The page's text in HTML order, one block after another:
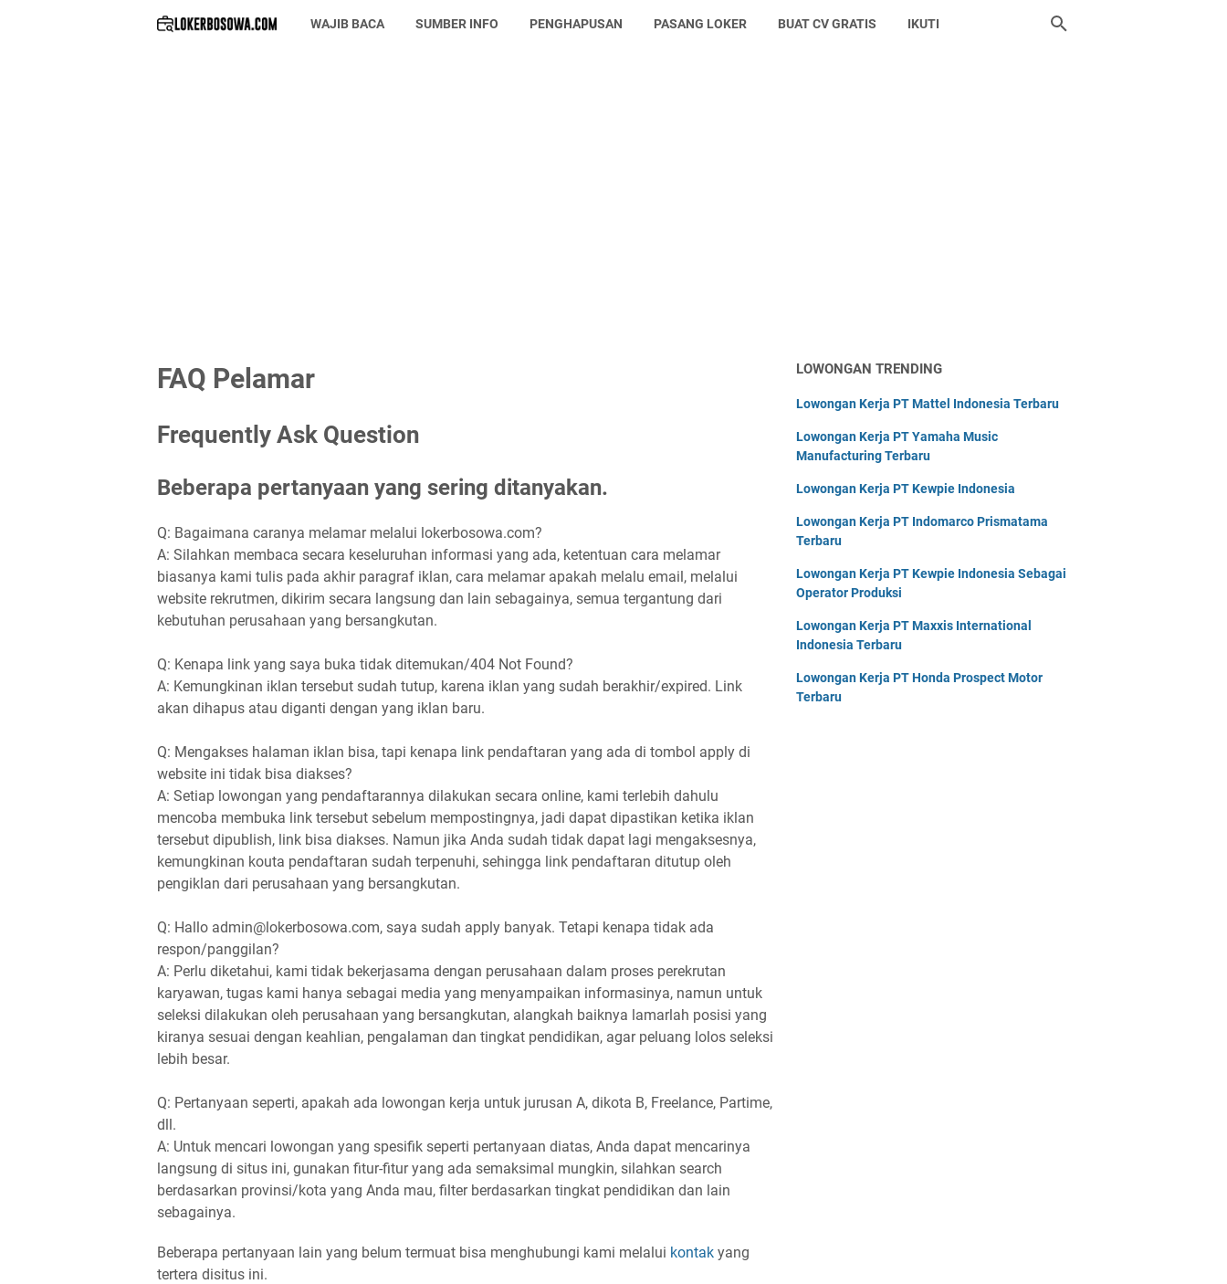
WAJIB BACA SUMBER INFO PENGHAPUSAN PASANG LOKER BUAT CV GRATIS IKUTI
FAQ Pelamar
Frequently Ask Question
Beberapa pertanyaan yang sering ditanyakan.
Q: Bagaimana caranya melamar melalui lokerbosowa.com?
A: Silahkan membaca secara keseluruhan informasi yang ada, ketentuan cara melamar
biasanya kami tulis pada akhir paragraf iklan, cara melamar apakah melalu email, melalui
website rekrutmen, dikirim secara langsung dan lain sebagainya, semua tergantung dari
kebutuhan perusahaan yang bersangkutan.
Q: Kenapa link yang saya buka tidak ditemukan/404 Not Found?
A: Kemungkinan iklan tersebut sudah tutup, karena iklan yang sudah berakhir/expired. Link
akan dihapus atau diganti dengan yang iklan baru.
Q: Mengakses halaman iklan bisa, tapi kenapa link pendaftaran yang ada di tombol apply di
website ini tidak bisa diakses?
A: Setiap lowongan yang pendaftarannya dilakukan secara online, kami terlebih dahulu
mencoba membuka link tersebut sebelum mempostingnya, jadi dapat dipastikan ketika iklan
tersebut dipublish, link bisa diakses. Namun jika Anda sudah tidak dapat lagi mengaksesnya,
kemungkinan kouta pendaftaran sudah terpenuhi, sehingga link pendaftaran ditutup oleh
pengiklan dari perusahaan yang bersangkutan.
Q: Hallo admin@lokerbosowa.com, saya sudah apply banyak. Tetapi kenapa tidak ada
respon/panggilan?
A: Perlu diketahui, kami tidak bekerjasama dengan perusahaan dalam proses perekrutan
karyawan, tugas kami hanya sebagai media yang menyampaikan informasinya, namun untuk
seleksi dilakukan oleh perusahaan yang bersangkutan, alangkah baiknya lamarlah posisi yang
kiranya sesuai dengan keahlian, pengalaman dan tingkat pendidikan, agar peluang lolos seleksi
lebih besar.
Q: Pertanyaan seperti, apakah ada lowongan kerja untuk jurusan A, dikota B, Freelance, Partime,
dll.
A: Untuk mencari lowongan yang spesifik seperti pertanyaan diatas, Anda dapat mencarinya
langsung di situs ini, gunakan fitur-fitur yang ada semaksimal mungkin, silahkan search
berdasarkan provinsi/kota yang Anda mau, filter berdasarkan tingkat pendidikan dan lain
sebagainya.
Beberapa pertanyaan lain yang belum termuat bisa menghubungi kami melalui kontak yang
tertera disitus ini.
LOWONGAN TRENDING
Lowongan Kerja PT Mattel Indonesia Terbaru
Lowongan Kerja PT Yamaha Music
Manufacturing Terbaru
Lowongan Kerja PT Kewpie Indonesia
Lowongan Kerja PT Indomarco Prismatama
Terbaru
Lowongan Kerja PT Kewpie Indonesia Sebagai
Operator Produksi
Lowongan Kerja PT Maxxis International
Indonesia Terbaru
Lowongan Kerja PT Honda Prospect Motor
Terbaru